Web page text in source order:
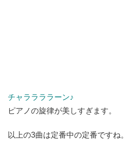
チャララララーン♪
ピアノの旋律が美しすぎます。
以上の3曲は定番中の定番ですね。